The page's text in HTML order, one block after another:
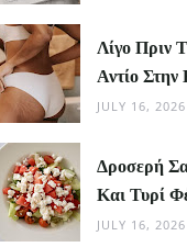
Λίγο Πριν
Αντίο Στην
JULY 16, 2026
Δροσερή
Και Τυρί
JULY 16, 2026